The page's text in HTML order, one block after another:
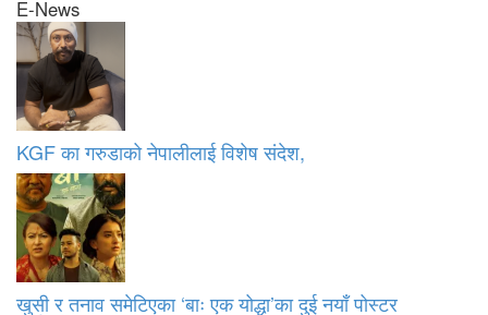
E-News
KGF का गरुडाको नेपालीलाई विशेष संदेश,
खुसी र तनाव समेटिएका ‘बाः एक योद्धा’का दुई नयाँ पोस्टर